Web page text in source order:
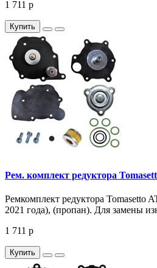
1 711 р
Купить
Рем. комплект редуктора
Ремкомплект редуктора Tomasetto
2021 года), (пропан). Для замены
1 711 р
Купить